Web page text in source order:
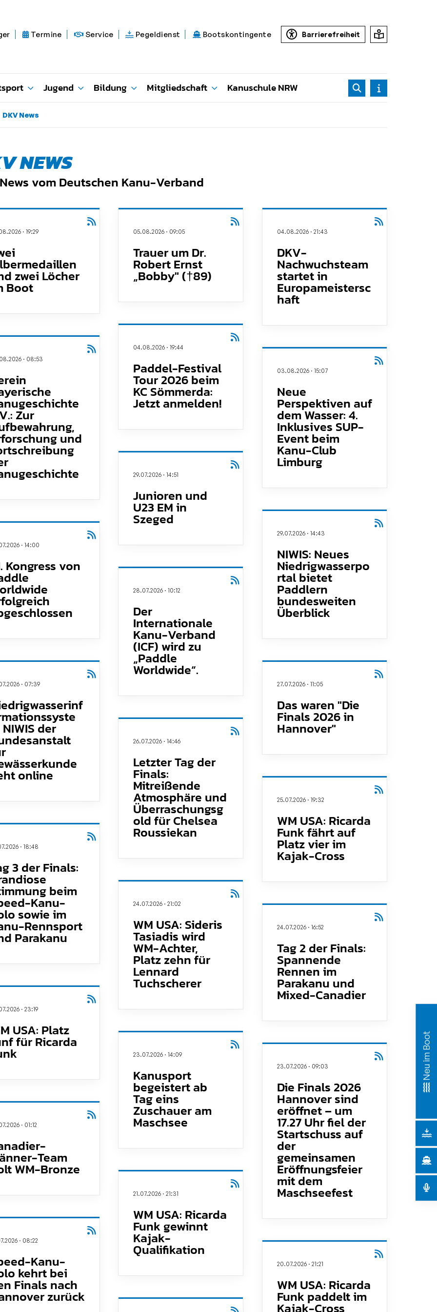
Termine Service Pegeldienst Bootskontingente Barrierefreiheit
Jugend Bildung Mitgliedschaft Kanuschule NRW
DKV News
NEWS
vom Deutschen Kanu-Verband
· 19:29
zwei Löcher
Boot
05.08.2026 · 09:05
Trauer um Dr.
Robert Ernst
„Bobby" (†89)
04.08.2026 · 21:43
DKV-
Nachwuchsteam
startet in
Europameistersc
haft
04.08.2026 · 19:44
Paddel-Festival
Tour 2026 beim
KC Sömmerda:
Jetzt anmelden!
· 08:53
Zur
und
03.08.2026 · 15:07
Neue
Perspektiven auf
dem Wasser: 4.
Inklusives SUP-
Event beim
Kanu-Club
Limburg
29.07.2026 · 14:51
Junioren und
U23 EM in
Szeged
29.07.2026 · 14:43
NIWIS: Neues
Niedrigwasserpo
rtal bietet
Paddlern
bundesweiten
Überblick
· 14:00
Kongress von
28.07.2026 · 10:12
Der
Internationale
Kanu-Verband
(ICF) wird zu
„Paddle
Worldwide“.
· 07:39
der
online
27.07.2026 · 11:05
Das waren "Die
Finals 2026 in
Hannover"
26.07.2026 · 14:46
Letzter Tag der
Finals:
Mitreißende
Atmosphäre und
Überraschungsg
old für Chelsea
Roussiekan
25.07.2026 · 19:32
WM USA: Ricarda
Funk fährt auf
Platz vier im
Kajak-Cross
· 18:48
3 der Finals:
beim
Kanu-
sowie im
Rennsport
Parakanu
24.07.2026 · 21:02
WM USA: Sideris
Tasiadis wird
WM-Achter,
Platz zehn für
Lennard
Tuchscherer
24.07.2026 · 16:52
Tag 2 der Finals:
Spannende
Rennen im
Parakanu und
Mixed-Canadier
· 23:19
USA: Platz
für Ricarda
23.07.2026 · 14:09
Kanusport
begeistert ab
Tag eins
Zuschauer am
Maschsee
23.07.2026 · 09:03
Die Finals 2026
Hannover sind
eröffnet – um
17.27 Uhr fiel der
Startschuss auf
der
gemeinsamen
Eröffnungsfeier
mit dem
Maschseefest
· 01:12
Team
WM-Bronze
21.07.2026 · 21:31
WM USA: Ricarda
Funk gewinnt
Kajak-
Qualifikation
· 08:22
Kanu-
kehrt bei
Finals nach
zurück
20.07.2026 · 21:21
WM USA: Ricarda
Funk paddelt im
Kajak-Cross
Neu im Boot
Direktlinks
Bildung
Kanuschule NRW
Folgt uns gerne!